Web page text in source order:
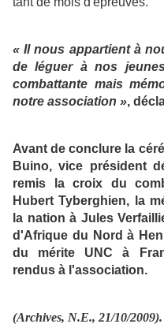
« Il nous appartient à
de léguer à nos
combattante mais
notre association »,
Avant de conclure la
Buino, vice président
remis la croix du
Hubert Tyberghien, la
la nation à Jules
d'Afrique du Nord à
du mérite UNC à
rendus à l'association.
(Archives, N.E., 21/10/2009).